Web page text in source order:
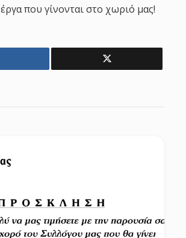
που γίνονται στο χωριό μας!